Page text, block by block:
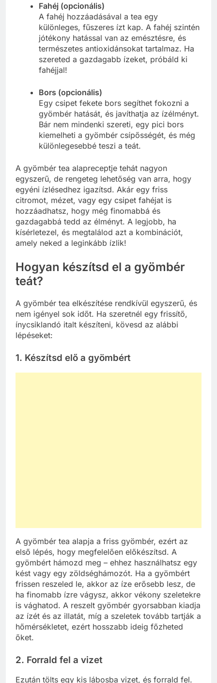
Fahéj (opcionális)
A fahéj hozzáadásával a tea egy
különleges, fűszeres ízt kap. A fahéj szintén
jótékony hatással van az emésztésre, és
természetes antioxidánsokat tartalmaz. Ha
szereted a gazdagabb ízeket, próbáld ki
fahéjjal!
Bors (opcionális)
Egy csipet fekete bors segíthet fokozni a
gyömbér hatását, és javíthatja az ízélményt.
Bár nem mindenki szereti, egy pici bors
kiemelheti a gyömbér csípősségét, és még
különlegesebbé teszi a teát.
A gyömbér tea alapreceptje tehát nagyon
egyszerű, de rengeteg lehetőség van arra, hogy
egyéni ízlésedhez igazítsd. Akár egy friss
citromot, mézet, vagy egy csipet fahéjat is
hozzáadhatsz, hogy még finomabbá és
gazdagabbá tedd az élményt. A legjobb, ha
kísérletezel, és megtalálod azt a kombinációt,
amely neked a leginkább ízlik!
Hogyan készítsd el a gyömbér
teát?
A gyömbér tea elkészítése rendkívül egyszerű, és
nem igényel sok időt. Ha szeretnél egy frissítő,
ínycsiklandó italt készíteni, kövesd az alábbi
lépéseket:
1. Készítsd elő a gyömbért
A gyömbér tea alapja a friss gyömbér, ezért az
első lépés, hogy megfelelően előkészítsd. A
gyömbért hámozd meg – ehhez használhatsz egy
kést vagy egy zöldséghámozót. Ha a gyömbért
frissen reszeled le, akkor az íze erősebb lesz, de
ha finomabb ízre vágysz, akkor vékony szeletekre
is vághatod. A reszelt gyömbér gyorsabban kiadja
az ízét és az illatát, míg a szeletek tovább tartják a
hőmérsékletet, ezért hosszabb ideig főzheted
őket.
2. Forrald fel a vizet
Ezután tölts egy kis lábosba vizet, és forrald fel.